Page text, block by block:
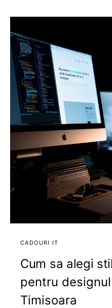
CADOURI IT
Cum sa alegi
pentru
Timisoara